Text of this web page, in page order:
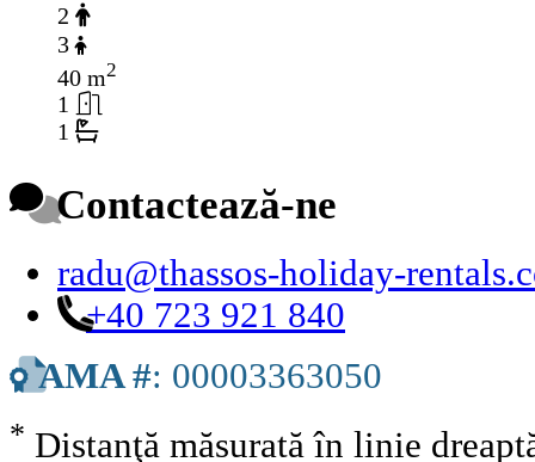
2
3
40 m2
1
1
Contactează-ne
radu@thassos-holiday-
+40 723 921 840
AMA #: 00003363050
* Distanţă măsurată în linie